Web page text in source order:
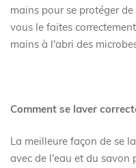
mains pour se protéger
vous le faites
mains à l'abri des
Comment se laver
La meilleure façon de se
avec de l'eau et du